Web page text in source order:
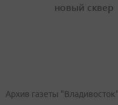
новый сквер
Архив газеты "Владивосток"